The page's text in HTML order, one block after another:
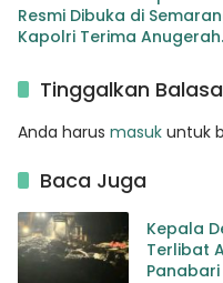
Resmi Dibuka di
Kapolri Terima Anugerah
Tinggalkan
Anda harus masuk untuk
Baca Juga
Kepala
Terlibat
Panabari